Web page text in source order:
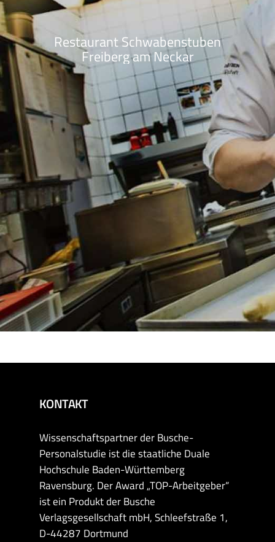
Restaurant Schwabenstuben
Freiberg am Neckar
KONTAKT
Wissenschaftspartner der Busche-
Personalstudie ist die staatliche Duale
Hochschule Baden-Württemberg
Ravensburg. Der Award „TOP-Arbeitgeber“
ist ein Produkt der Busche
Verlagsgesellschaft mbH, Schleefstraße 1,
D-44287 Dortmund